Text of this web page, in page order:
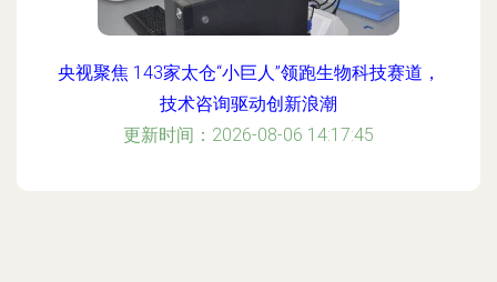
央视聚焦 143家太仓“小巨人”领跑生物科技赛道，
技术咨询驱动创新浪潮
更新时间：2026-08-06 14:17:45